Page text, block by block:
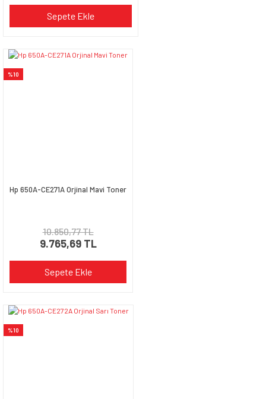
Sepete Ekle
%10
Hp 650A-CE271A Orjinal Mavi Toner
10.850,77 TL
9.765,69 TL
Sepete Ekle
%10